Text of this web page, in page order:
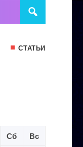
СТАТЬИ
Сб Вс